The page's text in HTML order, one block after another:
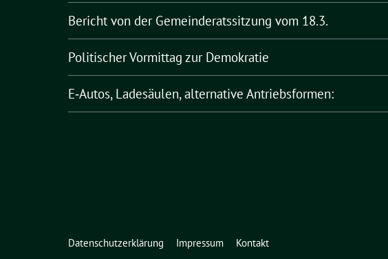
Bericht von der Gemeinderatssitzung vom 18.3.
Politischer Vormittag zur Demokratie
E‑Autos, Ladesäulen, alternative Antriebsformen:
Datenschutzerklärung Impressum Kontakt